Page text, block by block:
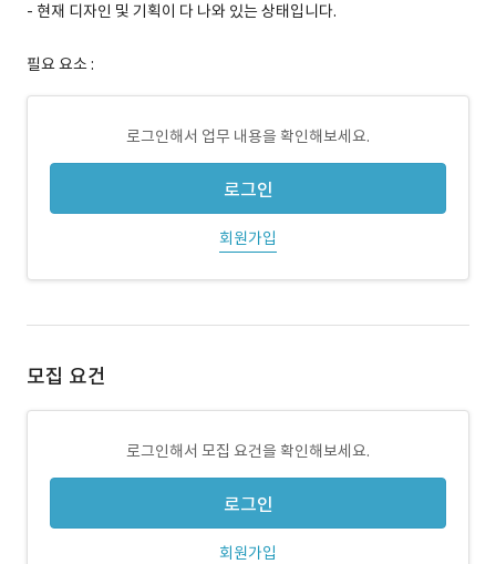
- 현재 디자인 및 기획이 다 나와 있는 상태입니다.
필요 요소 :
로그인해서 업무 내용을 확인해보세요.
로그인
회원가입
모집 요건
로그인해서 모집 요건을 확인해보세요.
로그인
회원가입